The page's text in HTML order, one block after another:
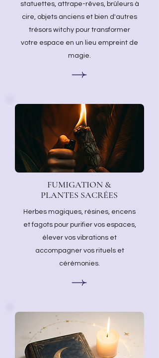
statuettes, attrape-rêves, brûleurs à
cire, objets anciens et bien d'autres
trésors witchy pour transformer
votre espace en un lieu empreint de
magie.
FUMIGATION &
PLANTES SACRÉES
Herbes magiques, résines, encens
et fagots pour purifier vos espaces,
élever vos vibrations et
accompagner vos rituels et
cérémonies.